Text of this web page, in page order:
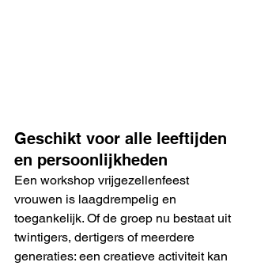
Geschikt voor alle leeftijden
en persoonlijkheden
Een workshop vrijgezellenfeest
vrouwen is laagdrempelig en
toegankelijk. Of de groep nu bestaat uit
twintigers, dertigers of meerdere
generaties: een creatieve activiteit kan